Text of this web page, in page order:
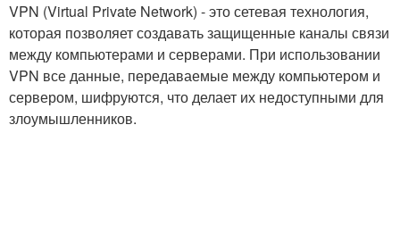
VPN (Virtual Private Network) - это сетевая технология,
которая позволяет создавать защищенные каналы связи
между компьютерами и серверами. При использовании
VPN все данные, передаваемые между компьютером и
сервером, шифруются, что делает их недоступными для
злоумышленников.